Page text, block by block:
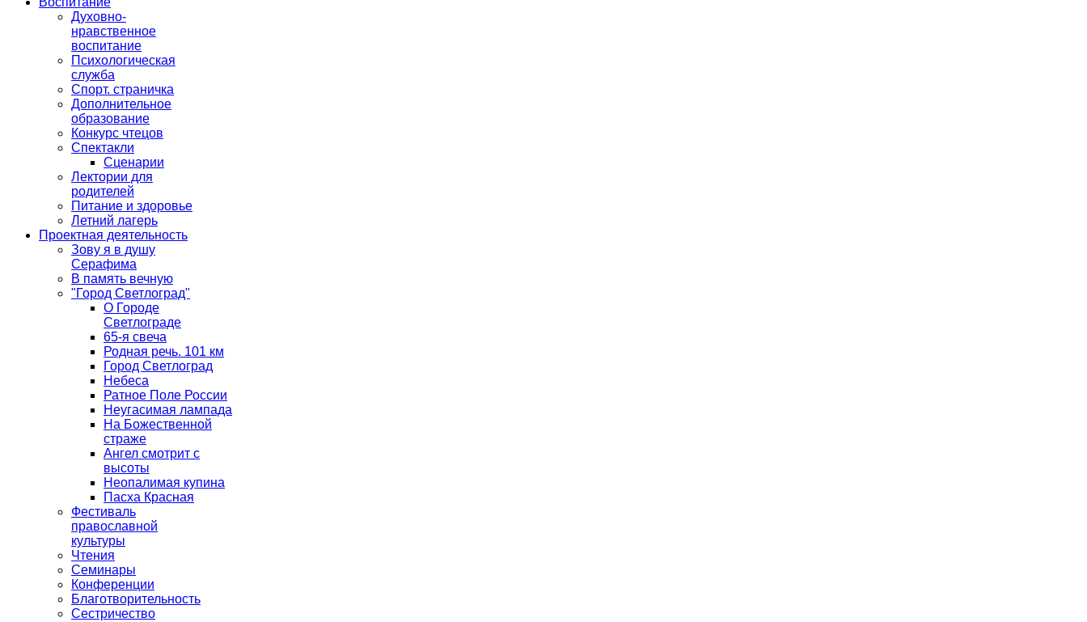
Духовно-
нравственное
воспитание
Психологическая
служба
Спорт. страничка
Дополнительное
образование
Конкурс чтецов
Спектакли
Сценарии
Лектории для
родителей
Питание и здоровье
Летний лагерь
Проектная деятельность
Зову я в душу
Серафима
В память вечную
"Город Светлоград"
О Городе
Светлограде
65-я свеча
Родная речь. 101 км
Город Светлоград
Небеса
Ратное Поле России
Неугасимая лампада
На Божественной
страже
Ангел смотрит с
высоты
Неопалимая купина
Пасха Красная
Фестиваль
православной
культуры
Чтения
Семинары
Конференции
Благотворительность
Сестричество